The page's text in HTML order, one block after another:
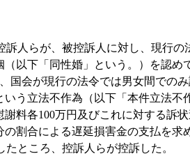
人らが、被控訴人に対し、現行の
以下「同性婚」という。）を認め
国会が現行の法令では男女間での
う立法不作為（以下「本件立法不
料各100万円及びこれに対する訴
割合による遅延損害金の支払を求
ところ、控訴人らが控訴した。